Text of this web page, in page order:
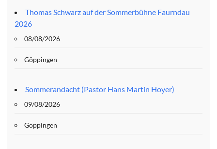
Thomas Schwarz auf der Sommerbühne Faurndau
2026
08/08/2026
Göppingen
Sommerandacht (Pastor Hans Martin Hoyer)
09/08/2026
Göppingen